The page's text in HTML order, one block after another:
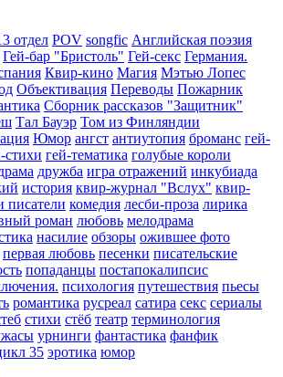
отдел POV songfic Английская поэзия
Гей-бар "Бристоль" Гей-секс Германия.
Квир-кино Магия Мэтью Лопес
Объективация Переводы Пожарник
Сборник рассказов "Защитник"
Тал Бауэр Том из Финляндии
Юмор ангст антиутопия броманс гей-
стихи гей-тематика голубые короли
дружба игра отражений инкубиада
история квир-журнал "Вслух" квир-
писатели комедия лесби-проза лирика
роман любовь мелодрама
насилие обзоры ожившее фото
первая любовь песенки писательские
попаданцы постапокалипсис
психология путешествия пьесы
романтика русреал сатира секс сериалы
стихи стёб театр терминология
урнинги фантастика фанфик
35 эротика юмор